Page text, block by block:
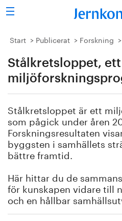
Sök
Stålindustrin
Vision 2050
Energi/miljö
Vi tycker
Bildbank
Om oss
Start Publicerat Forskning
Stålkretsloppet, ett
Stålkretsloppet är ett
som pågick under åren
Forskningsresultaten
byggsten i samhällets
bättre framtid.
Här hittar du de
för kunskapen vidare till
och en hållbar